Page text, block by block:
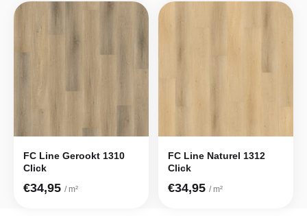
FC Line Gerookt 1310
Click
€34,95 / m²
FC Line Naturel 1312
Click
€34,95 / m²